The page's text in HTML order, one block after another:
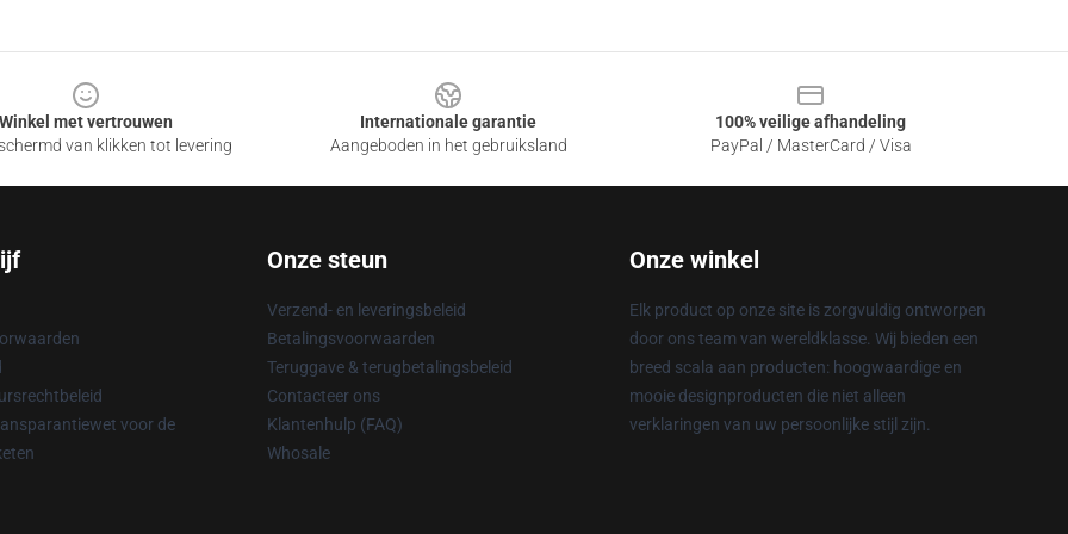
Winkel met vertrouwen
van klikken tot levering
Internationale garantie
Aangeboden in het gebruiksland
100% veilige afhandeling
PayPal / MasterCard / Visa
voor de
Onze steun
Verzend- en leveringsbeleid
Betalingsvoorwaarden
Teruggave & terugbetalingsbeleid
Contacteer ons
Klantenhulp (FAQ)
Whosale
Onze winkel
Elk product op onze site is zorgvuldig ontworpen
door ons team van wereldklasse. Wij bieden een
breed scala aan producten: hoogwaardige en
mooie designproducten die niet alleen
verklaringen van uw persoonlijke stijl zijn.